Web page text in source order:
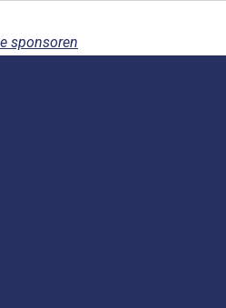
sponsoren